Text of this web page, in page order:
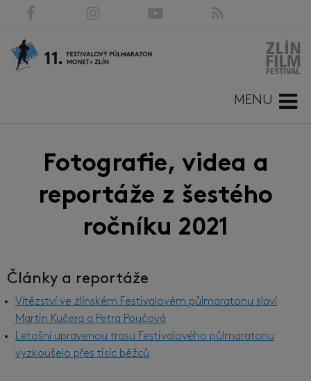
MENU
Fotografie, videa a
reportáže z šestého
ročníku 2021
Články a reportáže
Vítězství ve zlínském Festivalovém půlmaratonu slaví
Martin Kučera a Petra Poučová
Letošní upravenou trasu Festivalového půlmaratonu
vyzkoušelo přes tisíc běžců